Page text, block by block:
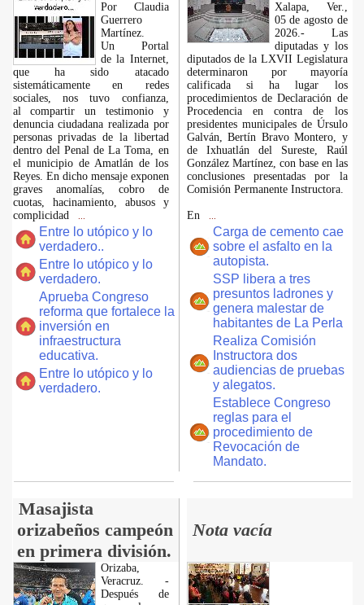
Por Claudia
Guerrero
Martínez.
​Un Portal
de la Internet,
que ha sido atacado
sistemáticamente en redes
sociales, nos tuvo confianza,
al compartir un testimonio y
denuncia ciudadana realizada por
personas privadas de la libertad
dentro del Penal de La Toma, en
el municipio de Amatlán de los
Reyes. En dicho mensaje exponen
graves anomalías, cobro de
cuotas, hacinamiento, abusos y
complicidad
Entre lo utópico y lo
verdadero..
Entre lo utópico y lo
verdadero.
Aprueba Congreso
reforma que fortalece la
inversión en
infraestructura
educativa.
Entre lo utópico y lo
verdadero.
Xalapa, Ver.,
05 de agosto de
2026.- Las
diputadas y los
diputados de la LXVII Legislatura
determinaron por mayoría
calificada si ha lugar los
procedimientos de Declaración de
Procedencia en contra de los
presidentes municipales de Úrsulo
Galván, Bertín Bravo Montero, y
de Ixhuatlán del Sureste, Raúl
González Martínez, con base en las
conclusiones presentadas por la
Comisión Permanente Instructora.
En
Carga de cemento cae
sobre el asfalto en la
autopista.
SSP libera a tres
presuntos ladrones y
genera malestar de
habitantes de La Perla
Realiza Comisión
Instructora dos
audiencias de pruebas
y alegatos.
Establece Congreso
reglas para el
procedimiento de
Revocación de
Mandato.
Masajista
orizabeños campeón
en primera división.
Nota vacía
Orizaba,
Veracruz. -
Después de